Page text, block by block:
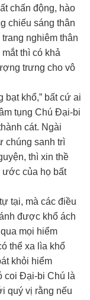
chấn động, hào
chiếu sáng thân
nghiêm thân
thì có khả
trưng cho vô
bạt khổ,” bất cứ ai
tụng Chú Ðại-bi
cát. Ngài
chúng sanh trì
thì xin thề
ước của họ bất
tại, mà các điều
được khổ ách
mọi hiểm
thể xa lìa khổ
khỏi hiểm
coi Ðại-bi Chú là
quý vị rằng nếu